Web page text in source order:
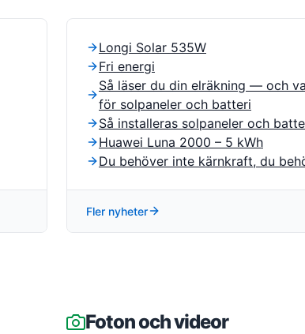
Longi Solar 535W
Fri energi
Så läser du din elräkning — och
för solpaneler och batteri
Så installeras solpaneler och
Huawei Luna 2000 – 5 kWh
Du behöver inte kärnkraft, du
Fler nyheter
Foton och videor